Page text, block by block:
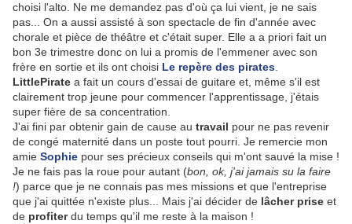
choisi l'alto. Ne me demandez pas d'où ça lui vient, je ne sais
pas... On a aussi assisté à son spectacle de fin d'année avec
chorale et pièce de théâtre et c'était super. Elle a a priori fait un
bon 3e trimestre donc on lui a promis de l'emmener avec son
frère en sortie et ils ont choisi Le repère des pirates
LittlePirate a fait un cours d'essai de guitare et, même s'il est
clairement trop jeune pour commencer l'apprentissage, j'étais
super fière de sa concentration.
J'ai fini par obtenir gain de cause au travail pour ne pas revenir
de congé maternité dans un poste tout pourri. Je remercie mon
amie Sophie pour ses précieux conseils qui m'ont sauvé la mise !
Je ne fais pas la roue pour autant (bon, ok, j'ai jamais su la faire
!) parce que je ne connais pas mes missions et que l'entreprise
que j'ai quittée n'existe plus... Mais j'ai décider de lâcher prise et
de profiterdu temps qu'il me reste à la maison !